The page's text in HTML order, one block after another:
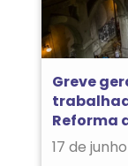
Greve
Reforma
17 de